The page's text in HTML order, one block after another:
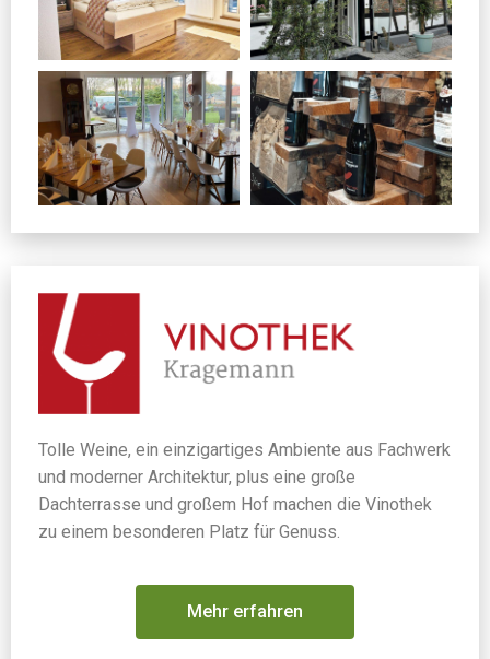
Tolle Weine, ein einzigartiges Ambiente aus Fachwerk
und moderner Architektur, plus eine große
Dachterrasse und großem Hof machen die Vinothek
zu einem besonderen Platz für Genuss.
Mehr erfahren